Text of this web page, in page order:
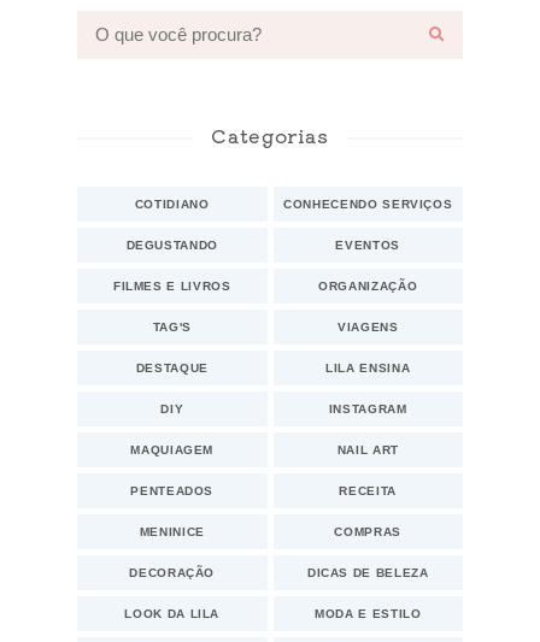
Categorias
COTIDIANO CONHECENDO SERVIÇOS
DEGUSTANDO EVENTOS
FILMES E LIVROS ORGANIZAÇÃO
TAG'S VIAGENS
DESTAQUE LILA ENSINA
DIY INSTAGRAM
MAQUIAGEM NAIL ART
PENTEADOS RECEITA
MENINICE COMPRAS
DECORAÇÃO DICAS DE BELEZA
LOOK DA LILA MODA E ESTILO